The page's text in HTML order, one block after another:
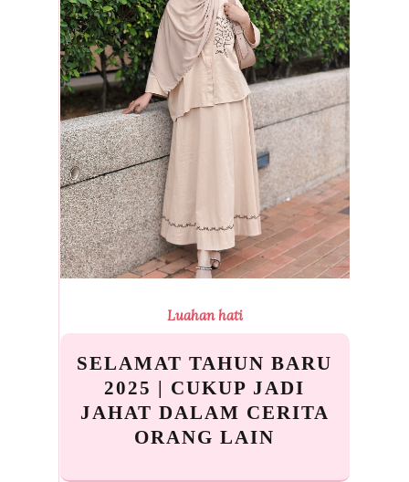
Luahan hati
SELAMAT TAHUN BARU
2025 | CUKUP JADI
JAHAT DALAM CERITA
ORANG LAIN